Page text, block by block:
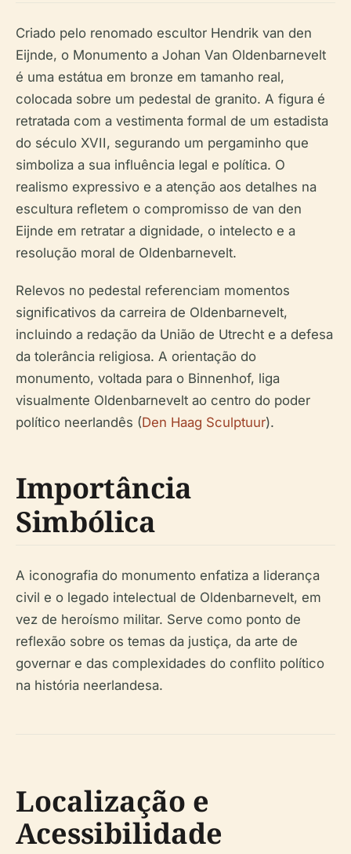
Criado pelo renomado escultor Hendrik van den
Eijnde, o Monumento a Johan Van Oldenbarnevelt
é uma estátua em bronze em tamanho real,
colocada sobre um pedestal de granito. A figura é
retratada com a vestimenta formal de um estadista
do século XVII, segurando um pergaminho que
simboliza a sua influência legal e política. O
realismo expressivo e a atenção aos detalhes na
escultura refletem o compromisso de van den
Eijnde em retratar a dignidade, o intelecto e a
resolução moral de Oldenbarnevelt.
Relevos no pedestal referenciam momentos
significativos da carreira de Oldenbarnevelt,
incluindo a redação da União de Utrecht e a defesa
da tolerância religiosa. A orientação do
monumento, voltada para o Binnenhof, liga
visualmente Oldenbarnevelt ao centro do poder
político neerlandês (Den Haag Sculptuur).
Importância
Simbólica
A iconografia do monumento enfatiza a liderança
civil e o legado intelectual de Oldenbarnevelt, em
vez de heroísmo militar. Serve como ponto de
reflexão sobre os temas da justiça, da arte de
governar e das complexidades do conflito político
na história neerlandesa.
Localização e
Acessibilidade